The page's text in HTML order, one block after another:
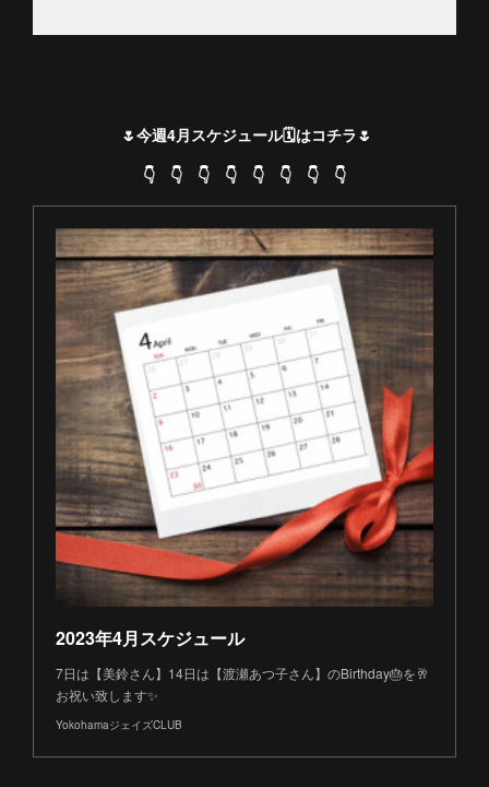
🌷今週4月スケジュール🗓はコチラ🌷
👇 👇 👇 👇 👇 👇 👇 👇
2023年4月スケジュール
7日は【美鈴さん】14日は【渡瀬あつ子さん】のBirthday🎂を🥂
お祝い致します✨
YokohamaジェイズCLUB